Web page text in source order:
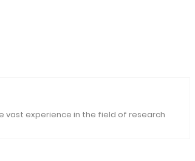
vast experience in the field of research